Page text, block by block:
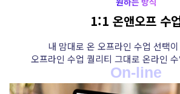
1:1 온앤오프 수
내 맘대로 온 오프라인 수업 선택
오프라인 수업 퀄리티 그대로 온라인
On-line